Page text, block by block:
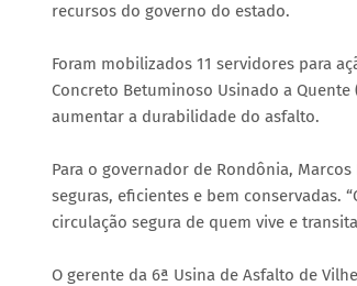
recursos do governo do estado.
Foram mobilizados 11 servidores para
Concreto Betuminoso Usinado a
aumentar a durabilidade do asfalto.
Para o governador de Rondônia,
seguras, eficientes e bem conservadas.
circulação segura de quem vive e
O gerente da 6ª Usina de Asfalto de